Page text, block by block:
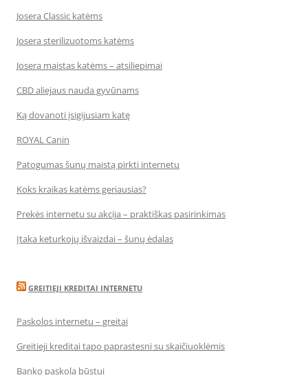
Josera Classic katėms
Josera sterilizuotoms katėms
Josera maistas katėms – atsiliepimai
CBD aliejaus nauda gyvūnams
Ką dovanoti įsigijusiam katę
ROYAL Canin
Patogumas šunų maistą pirkti internetu
Koks kraikas katėms geriausias?
Prekės internetu su akcija – praktiškas pasirinkimas
Įtaka keturkojų išvaizdai – šunų ėdalas
GREITIEJI KREDITAI INTERNETU
Paskolos internetu – greitai
Greitieji kreditai tapo paprastesni su skaičiuoklėmis
Banko paskola būstui